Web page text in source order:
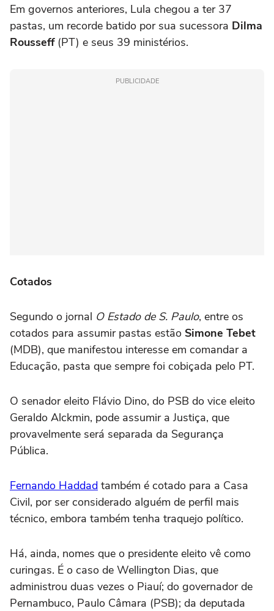
Em governos anteriores, Lula chegou a ter 37
pastas, um recorde batido por sua sucessora Dilma
Rousseff(PT) e seus 39 ministérios.
PUBLICIDADE
Cotados
Segundo o jornal O Estado de S. Paulo, entre os
cotados para assumir pastas estão Simone Tebet
(MDB), que manifestou interesse em comandar a
Educação, pasta que sempre foi cobiçada pelo PT.
O senador eleito Flávio Dino, do PSB do vice eleito
Geraldo Alckmin, pode assumir a Justiça, que
provavelmente será separada da Segurança
Pública.
Fernando Haddad também é cotado para a Casa
Civil, por ser considerado alguém de perfil mais
técnico, embora também tenha traquejo político.
Há, ainda, nomes que o presidente eleito vê como
curingas. É o caso de Wellington Dias, que
administrou duas vezes o Piauí; do governador de
Pernambuco, Paulo Câmara (PSB); da deputada